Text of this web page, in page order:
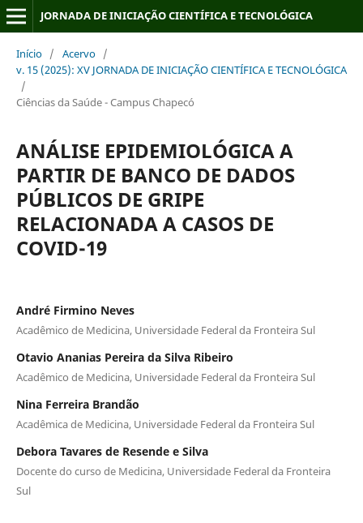
JORNADA DE INICIAÇÃO CIENTÍFICA E TECNOLÓGICA
Início / Acervo /
v. 15 (2025): XV JORNADA DE INICIAÇÃO CIENTÍFICA E TECNOLÓGICA
/
Ciências da Saúde - Campus Chapecó
ANÁLISE EPIDEMIOLÓGICA A
PARTIR DE BANCO DE DADOS
PÚBLICOS DE GRIPE
RELACIONADA A CASOS DE
COVID-19
André Firmino Neves
Acadêmico de Medicina, Universidade Federal da Fronteira Sul
Otavio Ananias Pereira da Silva Ribeiro
Acadêmico de Medicina, Universidade Federal da Fronteira Sul
Nina Ferreira Brandão
Acadêmica de Medicina, Universidade Federal da Fronteira Sul
Debora Tavares de Resende e Silva
Docente do curso de Medicina, Universidade Federal da Fronteira
Sul